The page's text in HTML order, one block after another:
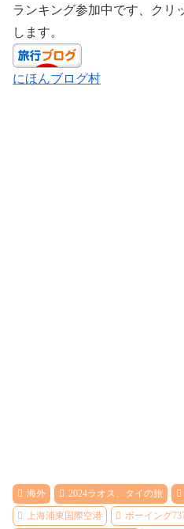
ランキング参加中です、クリ
します。
にほんブログ村
海外 2024ラオス、タイの旅
上海浦東国際空港
ボーイング